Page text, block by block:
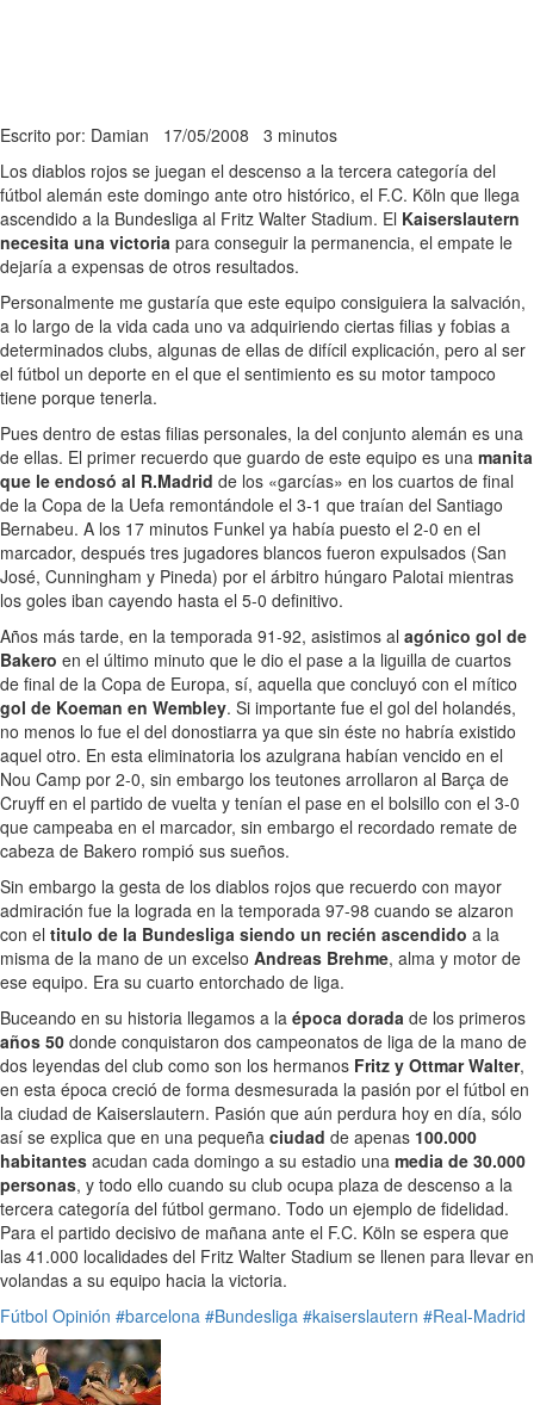
Escrito por: Damian 17/05/2008 3 minutos
Los diablos rojos se juegan el descenso a la tercera categoría del
fútbol alemán este domingo ante otro histórico, el F.C. Köln que llega
ascendido a la Bundesliga al Fritz Walter Stadium. El Kaiserslautern
necesita una victoria para conseguir la permanencia, el empate le
dejaría a expensas de otros resultados.
Personalmente me gustaría que este equipo consiguiera la salvación,
a lo largo de la vida cada uno va adquiriendo ciertas filias y fobias a
determinados clubs, algunas de ellas de difícil explicación, pero al ser
el fútbol un deporte en el que el sentimiento es su motor tampoco
tiene porque tenerla.
Pues dentro de estas filias personales, la del conjunto alemán es una
de ellas. El primer recuerdo que guardo de este equipo es una manita
que le endosó al R.Madrid de los «garcías» en los cuartos de final
de la Copa de la Uefa remontándole el 3-1 que traían del Santiago
Bernabeu. A los 17 minutos Funkel ya había puesto el 2-0 en el
marcador, después tres jugadores blancos fueron expulsados (San
José, Cunningham y Pineda) por el árbitro húngaro Palotai mientras
los goles iban cayendo hasta el 5-0 definitivo.
Años más tarde, en la temporada 91-92, asistimos al agónico gol de
Bakero en el último minuto que le dio el pase a la liguilla de cuartos
de final de la Copa de Europa, sí, aquella que concluyó con el mítico
gol de Koeman en Wembley. Si importante fue el gol del holandés,
no menos lo fue el del donostiarra ya que sin éste no habría existido
aquel otro. En esta eliminatoria los azulgrana habían vencido en el
Nou Camp por 2-0, sin embargo los teutones arrollaron al Barça de
Cruyff en el partido de vuelta y tenían el pase en el bolsillo con el 3-0
que campeaba en el marcador, sin embargo el recordado remate de
cabeza de Bakero rompió sus sueños.
Sin embargo la gesta de los diablos rojos que recuerdo con mayor
admiración fue la lograda en la temporada 97-98 cuando se alzaron
con el titulo de la Bundesliga siendo un recién ascendido a la
misma de la mano de un excelso Andreas Brehme, alma y motor de
ese equipo. Era su cuarto entorchado de liga.
Buceando en su historia llegamos a la época dorada de los primeros
años 50 donde conquistaron dos campeonatos de liga de la mano de
dos leyendas del club como son los hermanos Fritz y Ottmar Walter,
en esta época creció de forma desmesurada la pasión por el fútbol en
la ciudad de Kaiserslautern. Pasión que aún perdura hoy en día, sólo
así se explica que en una pequeña ciudad de apenas 100.000
habitantes acudan cada domingo a su estadio una media de 30.000
personas, y todo ello cuando su club ocupa plaza de descenso a la
tercera categoría del fútbol germano. Todo un ejemplo de fidelidad.
Para el partido decisivo de mañana ante el F.C. Köln se espera que
las 41.000 localidades del Fritz Walter Stadium se llenen para llevar en
volandas a su equipo hacia la victoria.
Fútbol Opinión #barcelona #Bundesliga #kaiserslautern #Real-Madrid